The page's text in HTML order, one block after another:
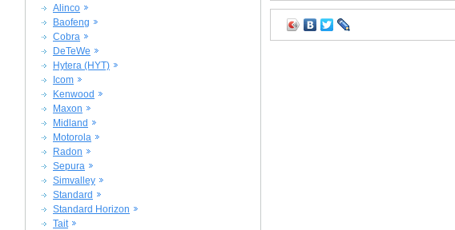
Alinco
Baofeng
Cobra
DeTeWe
Hytera (HYT)
Icom
Kenwood
Maxon
Midland
Motorola
Radon
Sepura
Simvalley
Standard
Standard Horizon
Tait